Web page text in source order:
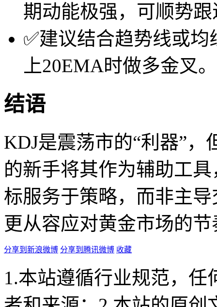
期动能极强，可顺势跟
✅建议结合趋势线或
上20EMA时做多金叉。
结语
KDJ是震荡市的“利器”，
的新手将其作为辅助工
标服务于策略，而非主
更从容应对黄金市场的
分享到新浪微博 分享到腾讯微博 收藏
1.本站遵循行业规范，